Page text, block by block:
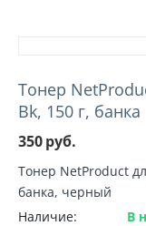
Тонер
Bk, 150 г, банка
350руб.
Тонер NetProduct
банка, черный
Наличие:
В